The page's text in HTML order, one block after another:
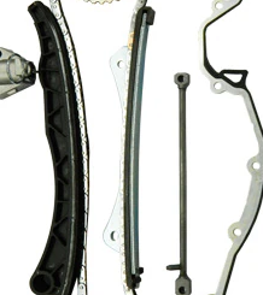
απλό
Αλυσίδα
κλειστή